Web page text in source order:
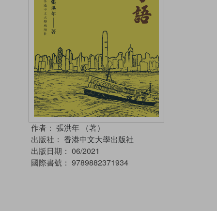
作者： 張洪年 （著）
出版社： 香港中文大學出版社
出版日期： 06/2021
國際書號： 9789882371934